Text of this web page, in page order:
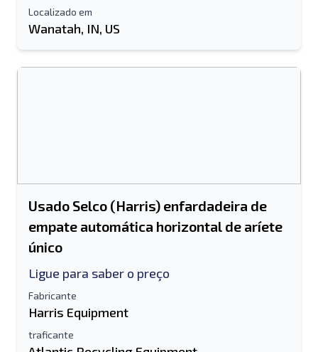
Localizado em
Wanatah, IN, US
Usado Selco (Harris) enfardadeira de
empate automática horizontal de aríete
único
Ligue para saber o preço
Fabricante
Harris Equipment
traficante